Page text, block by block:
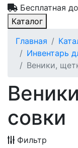
Бесплатная
Каталог
Главная
Инвентарь
Веники,
совки
Фильтр